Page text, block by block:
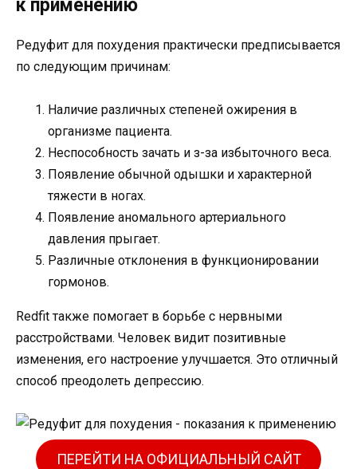
к применению
Редуфит для похудения практически предписывается
по следующим причинам:
Наличие различных степеней ожирения в
организме пациента.
Неспособность зачать и з-за избыточного веса.
Появление обычной одышки и характерной
тяжести в ногах.
Появление аномального артериального
давления прыгает.
Различные отклонения в функционировании
гормонов.
Redfit также помогает в борьбе с нервными
расстройствами. Человек видит позитивные
изменения, его настроение улучшается. Это отличный
способ преодолеть депрессию.
ПЕРЕЙТИ НА ОФИЦИАЛЬНЫЙ САЙТ